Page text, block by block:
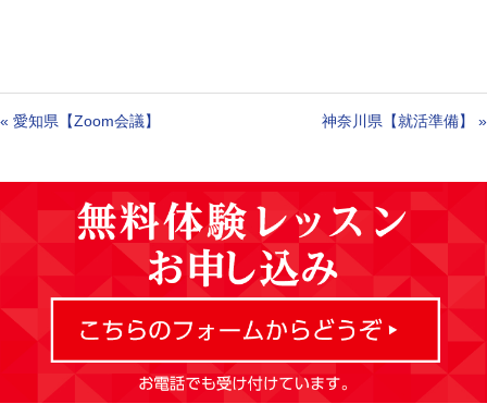
« 愛知県【Zoom会議】 神奈川県【就活準備】 »